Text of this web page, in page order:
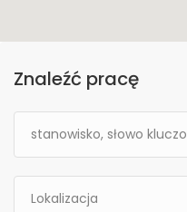
Znaleźć pracę